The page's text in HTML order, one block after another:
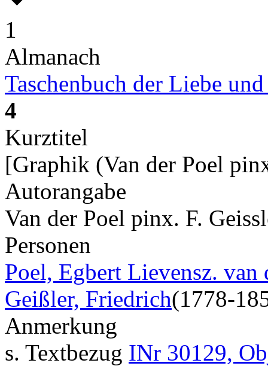
1
Almanach
Taschenbuch der Liebe
4
Kurztitel
[Graphik (Van der Poel
Autorangabe
Van der Poel pinx. F.
Personen
Poel, Egbert Lievensz. van
Geißler, Friedrich(1778-
Anmerkung
s. Textbezug INr 30129,